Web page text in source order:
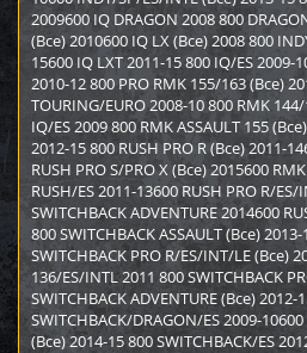
2009600 IQ DRAGON 2008 800
(Все) 2010600 IQ LX (Все) 2008 800
15600 IQ LXT 2011-15 800 IQ/ES 2009-
2010-12 800 PRO RMK 155/163 (Все)
TOURING/EURO 2008-10 800 RMK
IQ/ES 2009 800 RMK ASSAULT 155
2012-15 800 RUSH PRO R (Все) 2011-
RUSH PRO S/PRO X (Все) 2015600
RUSH/ES 2011-13600 RUSH PRO R/
SWITCHBACK ADVENTURE 2014600
800 SWITCHBACK ASSAULT (Все)
SWITCHBACK PRO R/ES/INT/LE (Все)
136/ES/INTL 2011 800 SWITCHBACK
SWITCHBACK ADVENTURE (Все) 2012-
SWITCHBACK/DRAGON/ES 2009-10600
(Все) 2014-15 800 SWITCHBACK/ES